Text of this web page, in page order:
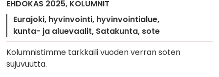
EHDOKAS 2025 KOLUMNIT
Eurajoki hyvinvointi hyvinvointialue
kunta- ja aluevaalit Satakunta sote
Kolumnistimme tarkkaili vuoden verran soten
sujuvuutta.